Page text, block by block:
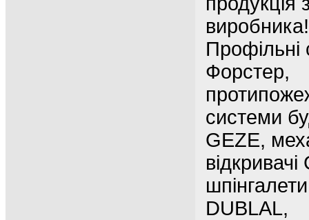
виробника!
Профільні
Форстер,
системи
GEZE,
DUBLAL,